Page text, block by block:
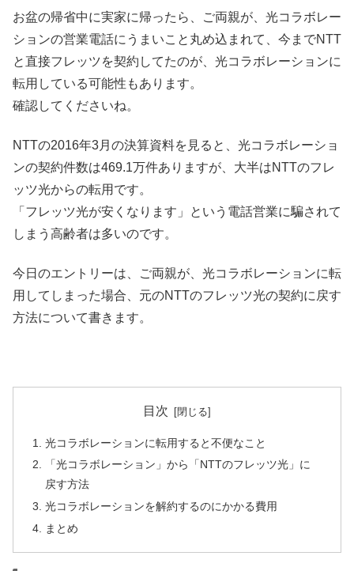
お盆の帰省中に実家に帰ったら、ご両親が、光コラボレー
ションの営業電話にうまいこと丸め込まれて、今までNTT
と直接フレッツを契約してたのが、光コラボレーションに
転用している可能性もあります。
確認してくださいね。
NTTの2016年3月の決算資料を見ると、光コラボレーショ
ンの契約件数は469.1万件ありますが、大半はNTTのフレ
ッツ光からの転用です。
「フレッツ光が安くなります」という電話営業に騙されて
しまう高齢者は多いのです。
今日のエントリーは、ご両親が、光コラボレーションに転
用してしまった場合、元のNTTのフレッツ光の契約に戻す
方法について書きます。
目次
光コラボレーションに転用すると不便なこと
「光コラボレーション」から「NTTのフレッツ光」に
戻す方法
光コラボレーションを解約するのにかかる費用
まとめ